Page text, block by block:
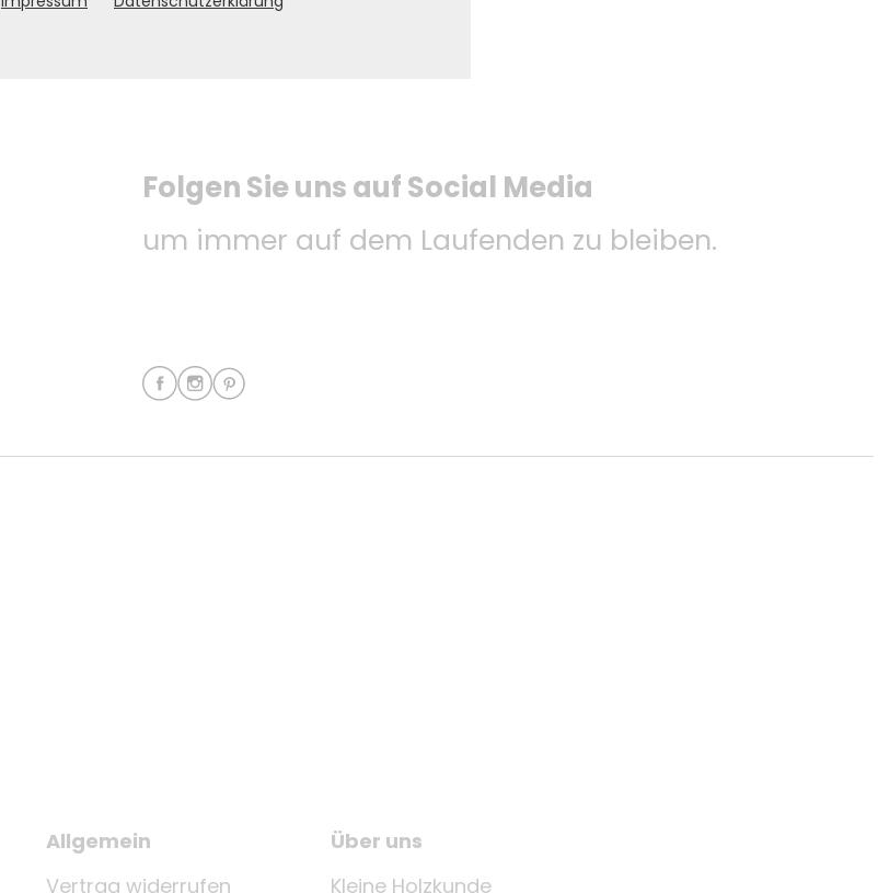
Folgen Sie uns auf Social Media
um immer auf dem Laufenden zu bleiben.
Allgemein
Vertrag widerrufen
Über uns
Kleine Holzkunde